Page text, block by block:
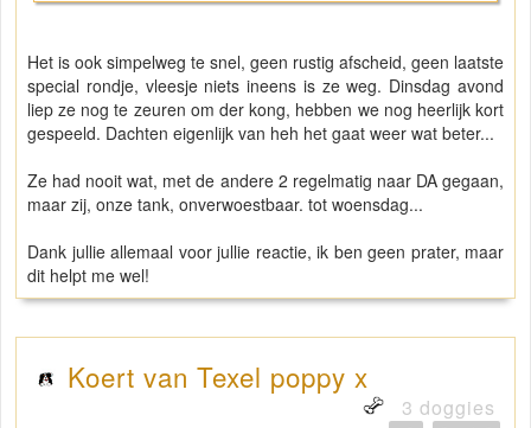
Het is ook simpelweg te snel, geen rustig afscheid, geen laatste
special rondje, vleesje niets ineens is ze weg. Dinsdag avond
liep ze nog te zeuren om der kong, hebben we nog heerlijk kort
gespeeld. Dachten eigenlijk van heh het gaat weer wat beter...
Ze had nooit wat, met de andere 2 regelmatig naar DA gegaan,
maar zij, onze tank, onverwoestbaar. tot woensdag...
Dank jullie allemaal voor jullie reactie, ik ben geen prater, maar
dit helpt me wel!
Koert van Texel poppy x
3 doggies